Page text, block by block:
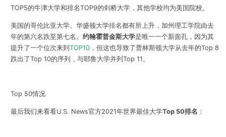
TOP5的牛津大学和排名TOP9的剑桥大学，其他学校均为美国院校。
美国的哥伦比亚大学、华盛顿大学排名都有所上升，加州理工学院由去
年的第六名跌至第七名。 约翰霍普金斯大学是唯一一个新面孔，因为其
提升了一个位次来到TOP10，但这也导致了普林斯顿大学从去年的Top 8
跌出了Top 10的序列，与耶鲁大学并列Top 11。
Top 50情况
最后我们来看看U.S. News官方2021年世界最佳大学Top 50排名 ：